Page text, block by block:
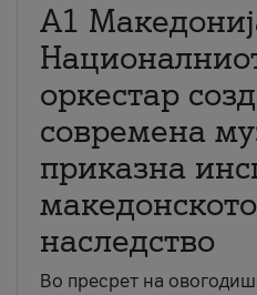
А1
оркестар
современа
приказна
наследство
Во пресрет на